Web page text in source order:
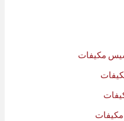
مكيفات